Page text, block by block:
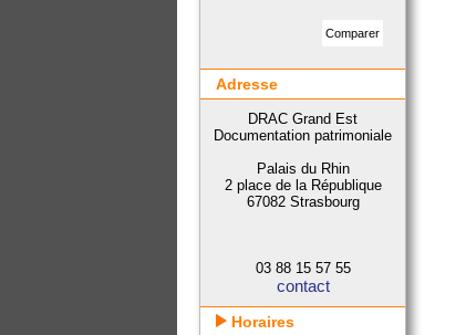
Adresse
DRAC Grand Est
Documentation patrimoniale
Palais du Rhin
2 place de la République
67082 Strasbourg
03 88 15 57 55
contact
Horaires